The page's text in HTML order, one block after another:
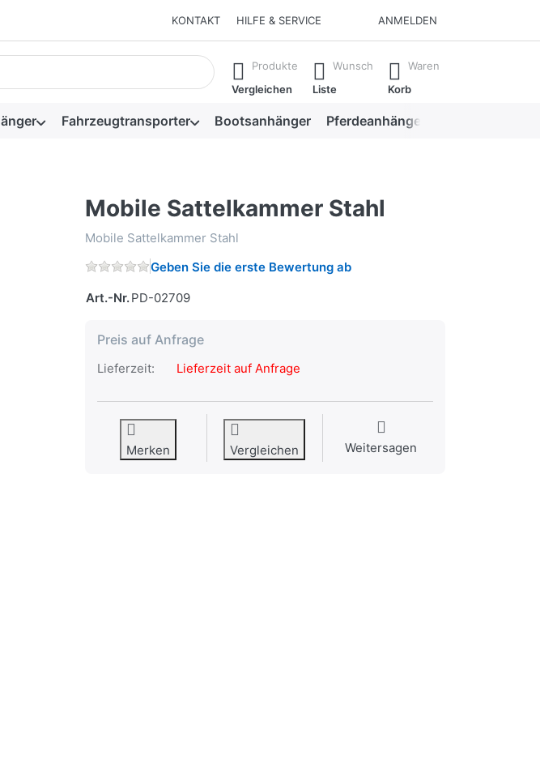
KONTAKT HILFE & SERVICE ANMELDEN
tippen, erscheinen automatisch erste Ergebnisse. Drücken Sie die Eingabetaste, um alle
Produkte
Vergleichen
Wunsch
Liste
Waren
Korb
Fahrzeugtransporter Bootsanhänger Pferdeanhänger
Mobile Sattelkammer Stahl
Mobile Sattelkammer Stahl
Geben Sie die erste Bewertung ab
Art.-Nr.PD-02709
Preis auf Anfrage
Lieferzeit: Lieferzeit auf Anfrage
Merken Vergleichen Weitersagen